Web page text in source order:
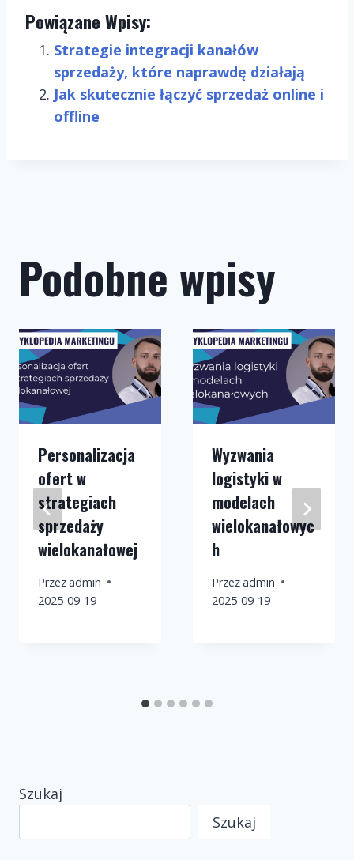
Powiązane Wpisy:
Strategie integracji kanałów
sprzedaży, które naprawdę działają
Jak skutecznie łączyć sprzedaż online i
offline
Podobne wpisy
Personalizacja
ofert w
strategiach
sprzedaży
wielokanałowej
Przezadmin
2025-09-19
Wyzwania
logistyki w
modelach
wielokanałowyc
h
Przezadmin
2025-09-19
Szukaj
Szukaj